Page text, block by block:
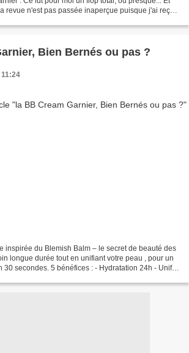
revue n'est pas passée inaperçue puisque j'ai reçu,
Bien Bernés ou pas ?
11:24
inspirée du Blemish Balm – le secret de beauté des
longue durée tout en unifiant votre peau , pour un
30 secondes. 5 bénéfices : - Hydratation 24h - Unifie